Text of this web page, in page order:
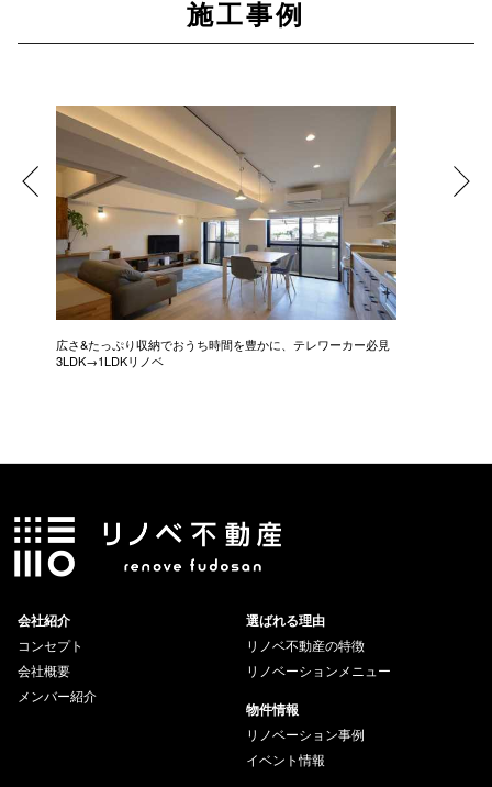
施工事例
広さ&たっぷり収納でおうち時間を豊かに、テレワーカー必見
3LDK→1LDKリノベ
会社紹介
コンセプト
会社概要
メンバー紹介
選ばれる理由
リノベ不動産の特徴
リノベーションメニュー
物件情報
リノベーション事例
イベント情報